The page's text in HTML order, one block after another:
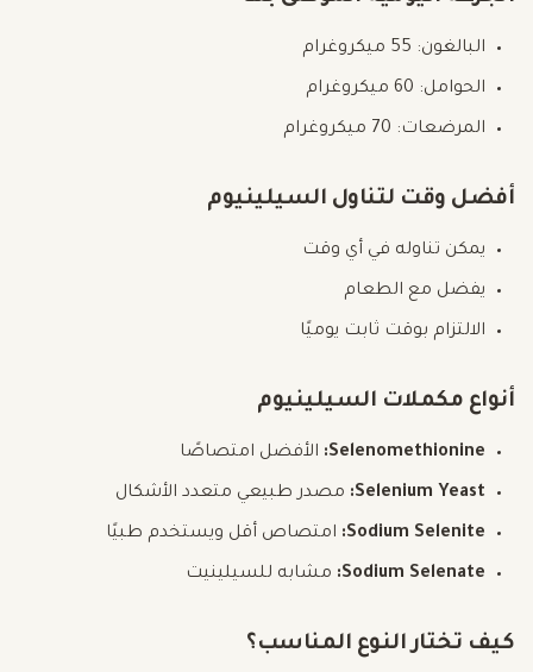
البالغون: 55 ميكروغرام
الحوامل: 60 ميكروغرام
المرضعات: 70 ميكروغرام
أفضل وقت لتناول السيلينيوم
يمكن تناوله في أي وقت
يفضل مع الطعام
الالتزام بوقت ثابت يوميًا
أنواع مكملات السيلينيوم
Selenomethionine: الأفضل امتصاصًا
Selenium Yeast: مصدر طبيعي متعدد الأشكال
Sodium Selenite: امتصاص أقل ويستخدم طبيًا
Sodium Selenate: مشابه للسيلينيت
كيف تختار النوع المناسب؟